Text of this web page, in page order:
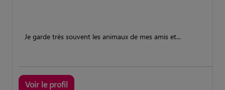
Je garde très souvent les animaux de mes amis et...
Voir le profil